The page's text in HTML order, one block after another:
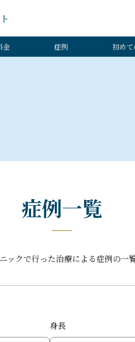
金 症例 初め
症例一覧
ックで行った治療による症例の一
身長